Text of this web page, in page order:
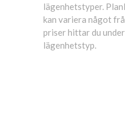
lägenhetstyper.
kan variera något
priser hittar du
lägenhetstyp.